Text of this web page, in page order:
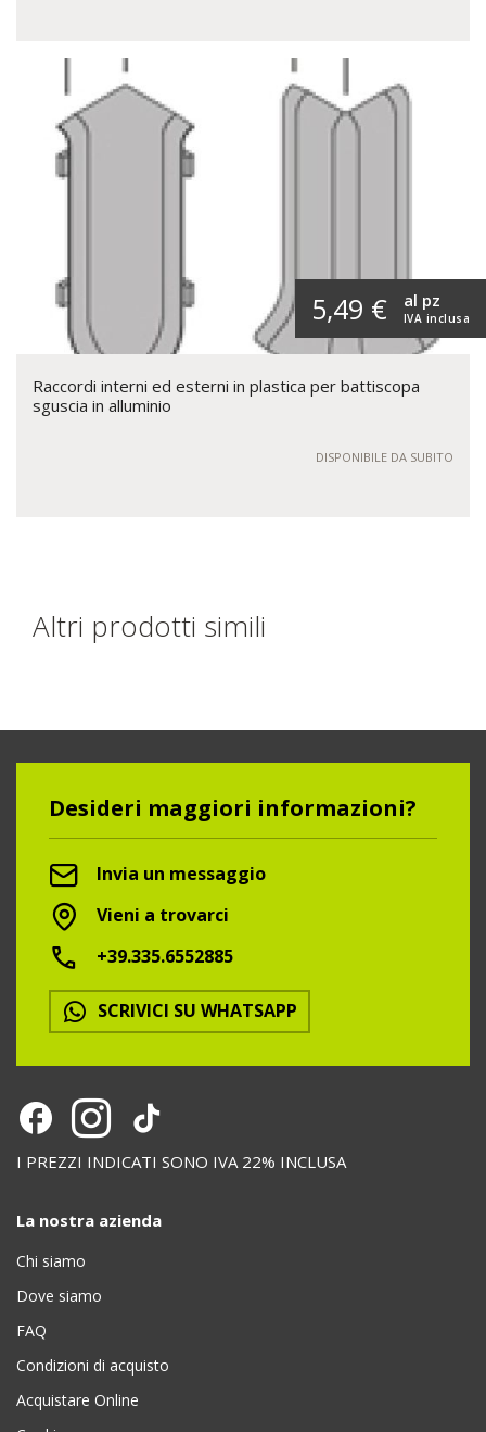
5,49 € IVA inclusa
al pz
Raccordi interni ed esterni in plastica per battiscopa
sguscia in alluminio
DISPONIBILE DA SUBITO
Altri prodotti simili
Desideri maggiori informazioni?
Invia un messaggio
Vieni a trovarci
+39.335.6552885
SCRIVICI SU WHATSAPP
I PREZZI INDICATI SONO IVA 22% INCLUSA
La nostra azienda
Chi siamo
Dove siamo
FAQ
Condizioni di acquisto
Acquistare Online